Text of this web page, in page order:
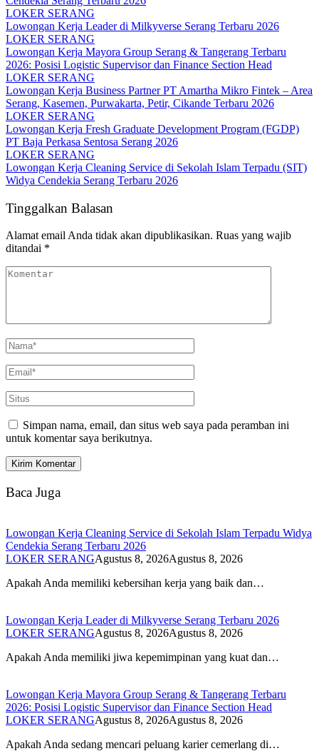
LOKER SERANG
Lowongan Kerja Leader di Milkyverse Serang Terbaru 2026
LOKER SERANG
Lowongan Kerja Mayora Group Serang & Tangerang Terbaru
2026: Posisi Logistic Supervisor dan Finance Section Head
LOKER SERANG
Lowongan Kerja Business Partner PT Amartha Mikro Fintek – Area
Serang, Kasemen, Purwakarta, Petir, Cikande Terbaru 2026
LOKER SERANG
Lowongan Kerja Fresh Graduate Development Program (FGDP)
PT Baja Perkasa Sentosa Serang 2026
LOKER SERANG
Lowongan Kerja Cleaning Service di Sekolah Islam Terpadu (SIT)
Widya Cendekia Serang Terbaru 2026
Tinggalkan Balasan
Alamat email Anda tidak akan dipublikasikan. Ruas yang wajib
ditandai *
Simpan nama, email, dan situs web saya pada peramban ini
untuk komentar saya berikutnya.
Baca Juga
Lowongan Kerja Cleaning Service di Sekolah Islam Terpadu Widya
Cendekia Serang Terbaru 2026
LOKER SERANGAgustus 8, 2026Agustus 8, 2026
Apakah Anda memiliki kebersihan kerja yang baik dan…
Lowongan Kerja Leader di Milkyverse Serang Terbaru 2026
LOKER SERANGAgustus 8, 2026Agustus 8, 2026
Apakah Anda memiliki jiwa kepemimpinan yang kuat dan…
Lowongan Kerja Mayora Group Serang & Tangerang Terbaru
2026: Posisi Logistic Supervisor dan Finance Section Head
LOKER SERANGAgustus 8, 2026Agustus 8, 2026
Apakah Anda sedang mencari peluang karier cemerlang di…